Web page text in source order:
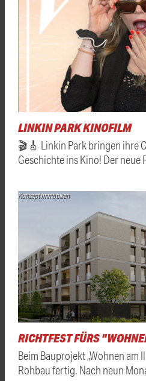
LINKIN PARK KINOFILM
🎬🎸 Linkin Park bringen ihre
Geschichte ins Kino! Der
Konzept Immobilien
RICHTFEST FÜRS
Beim Bauprojekt „Wohnen am
Rohbau fertig. Nach neun